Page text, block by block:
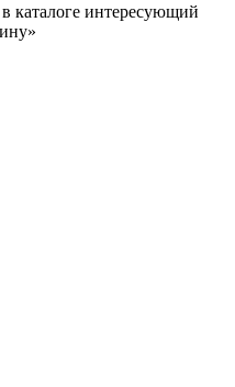
каталоге интересующий